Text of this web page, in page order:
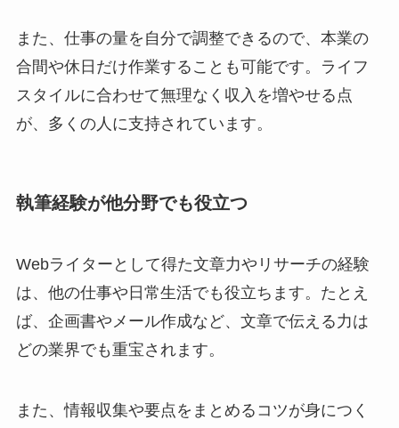
また、仕事の量を自分で調整できるので、本業の
合間や休日だけ作業することも可能です。ライフ
スタイルに合わせて無理なく収入を増やせる点
が、多くの人に支持されています。
執筆経験が他分野でも役立つ
Webライターとして得た文章力やリサーチの経験
は、他の仕事や日常生活でも役立ちます。たとえ
ば、企画書やメール作成など、文章で伝える力は
どの業界でも重宝されます。
また、情報収集や要点をまとめるコツが身につく